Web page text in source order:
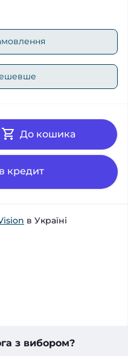
До кошика
кредит
в Україні
з вибором?